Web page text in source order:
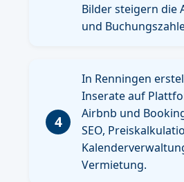
Bilder steigern die
und
4
In Renningen
Inserate auf
Airbnb und
SEO,
Vermietung.